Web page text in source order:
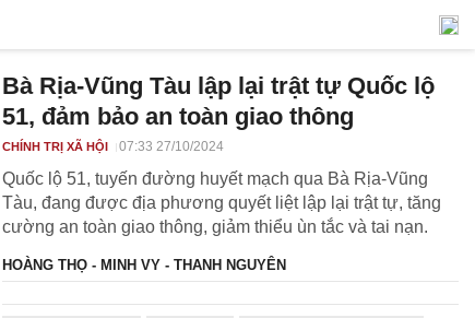
Bà Rịa-Vũng Tàu lập lại trật tự Quốc lộ
51, đảm bảo an toàn giao thông
CHÍNH TRỊ XÃ HỘI 07:33 27/10/2024
Quốc lộ 51, tuyến đường huyết mạch qua Bà Rịa-Vũng
Tàu, đang được địa phương quyết liệt lập lại trật tự, tăng
cường an toàn giao thông, giảm thiểu ùn tắc và tai nạn.
HOÀNG THỌ - MINH VY - THANH NGUYÊN